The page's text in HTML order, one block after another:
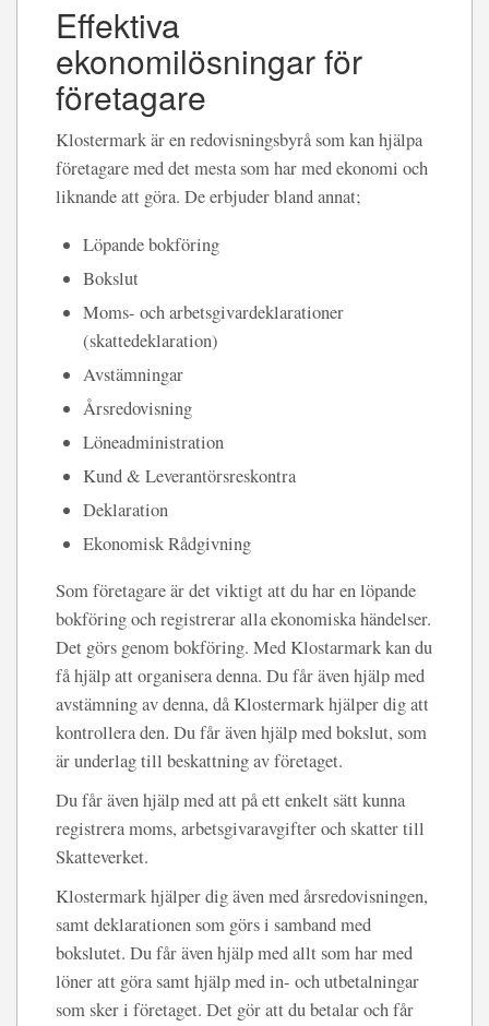
Effektiva
ekonomilösningar för
företagare
Klostermark är en redovisningsbyrå som kan hjälpa
företagare med det mesta som har med ekonomi och
liknande att göra. De erbjuder bland annat;
Löpande bokföring
Bokslut
Moms- och arbetsgivardeklarationer
(skattedeklaration)
Avstämningar
Årsredovisning
Löneadministration
Kund & Leverantörsreskontra
Deklaration
Ekonomisk Rådgivning
Som företagare är det viktigt att du har en löpande
bokföring och registrerar alla ekonomiska händelser.
Det görs genom bokföring. Med Klostarmark kan du
få hjälp att organisera denna. Du får även hjälp med
avstämning av denna, då Klostermark hjälper dig att
kontrollera den. Du får även hjälp med bokslut, som
är underlag till beskattning av företaget.
Du får även hjälp med att på ett enkelt sätt kunna
registrera moms, arbetsgivaravgifter och skatter till
Skatteverket.
Klostermark hjälper dig även med årsredovisningen,
samt deklarationen som görs i samband med
bokslutet. Du får även hjälp med allt som har med
löner att göra samt hjälp med in- och utbetalningar
som sker i företaget. Det gör att du betalar och får